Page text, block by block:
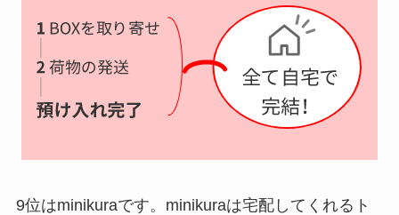
9位はminikuraです。minikuraは宅配してくれるト